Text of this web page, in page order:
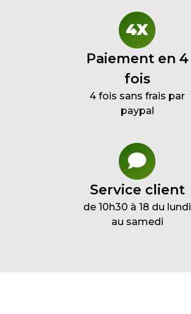
Paiement en 4
fois
4 fois sans frais par
paypal
Service client
de 10h30 à 18 du lundi
au samedi